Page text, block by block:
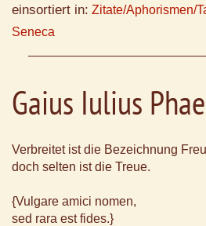
einsortiert in: Zitate/Aphorismen/
Seneca
Gaius Iulius
Verbreitet ist die Bezeichnung
doch selten ist die Treue.
{Vulgare amici nomen,
sed rara est fides.}